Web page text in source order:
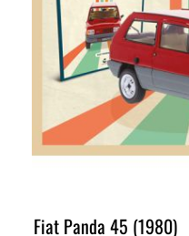
Fiat Panda 45 (1980)